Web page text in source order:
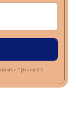
и принимаю